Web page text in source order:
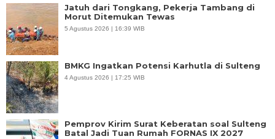
Jatuh dari Tongkang, Pekerja Tambang di
Morut Ditemukan Tewas
5 Agustus 2026 | 16:39 WIB
BMKG Ingatkan Potensi Karhutla di Sulteng
4 Agustus 2026 | 17:25 WIB
Pemprov Kirim Surat Keberatan soal Sulteng
Batal Jadi Tuan Rumah FORNAS IX 2027